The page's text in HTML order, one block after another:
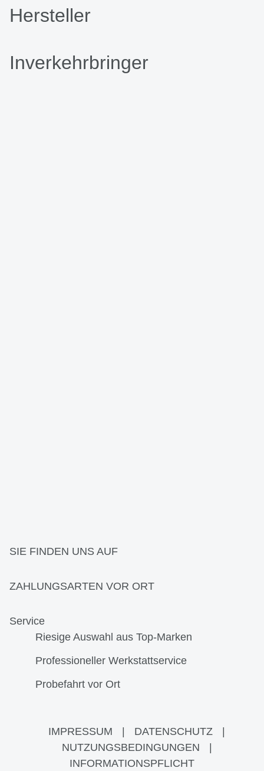
Hersteller
Inverkehrbringer
SIE FINDEN UNS AUF
ZAHLUNGSARTEN VOR ORT
Service
Riesige Auswahl aus Top-Marken
Professioneller Werkstattservice
Probefahrt vor Ort
IMPRESSUM DATENSCHUTZ
NUTZUNGSBEDINGUNGEN
INFORMATIONSPFLICHT